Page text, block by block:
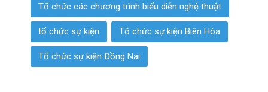
Tổ chức các chương trình biểu diễn nghệ thuật
tổ chức sự kiện Tổ chức sự kiện Biên Hòa
Tổ chức sự kiện Đồng Nai